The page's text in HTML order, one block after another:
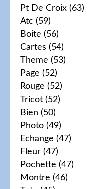
Pt De Croix (63)
Atc (59)
Boite (56)
Cartes (54)
Theme (53)
Page (52)
Rouge (52)
Tricot (52)
Bien (50)
Photo (49)
Echange (47)
Fleur (47)
Pochette (47)
Montre (46)